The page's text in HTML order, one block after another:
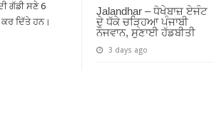
Jalandhar – ਧੋਖੇਬਾਜ਼ ਏਜੰਟ
ਦੇ ਧੱਕੇ ਚੜ੍ਹਿਆ ਪੰਜਾਬੀ
ਨੌਜਵਾਨ, ਸੁਣਾਈ ਹੱਡਬੀਤੀ
3 days ago
ਗੱਡੀ ਸਣੇ 6
ਦਿੱਤੇ ਹਨ।